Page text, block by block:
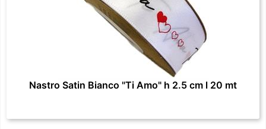
Nastro Satin Bianco "Ti Amo" h 2.5 cm l 20 mt